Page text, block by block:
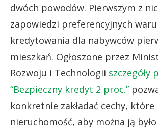
dwóch powodów. Pierwszym z
zapowiedzi preferencyjnych
kredytowania dla nabywców
mieszkań. Ogłoszone przez
Rozwoju i Technologii szczegóły
“Bezpieczny kredyt 2 proc.”
konkretnie zakładać cechy, które
nieruchomość, aby można ją